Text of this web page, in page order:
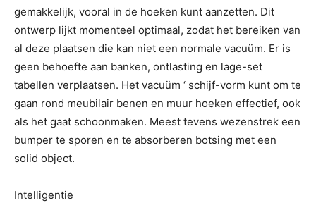
gemakkelijk, vooral in de hoeken kunt aanzetten. Dit
ontwerp lijkt momenteel optimaal, zodat het bereiken van
al deze plaatsen die kan niet een normale vacuüm. Er is
geen behoefte aan banken, ontlasting en lage-set
tabellen verplaatsen. Het vacuüm ‘ schijf-vorm kunt om te
gaan rond meubilair benen en muur hoeken effectief, ook
als het gaat schoonmaken. Meest tevens wezenstrek een
bumper te sporen en te absorberen botsing met een
solid object.
Intelligentie